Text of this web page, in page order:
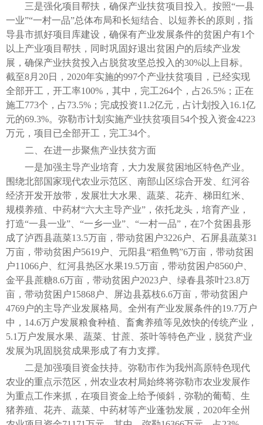
三是强化项目帮扶，确保产业扶贫项目投入。按照“一县
一业”“一村一品”总体布局和长短结合、以短养长的原则，指
导县市抓好项目库建设，确保有产业发展条件的贫困户有1个
以上产业项目帮扶，同时巩固好退出贫困户的后续产业发
展，确保产业扶贫投入占脱贫攻坚总投入的30%以上目标。
截至8月20日，2020年实施的997个产业扶贫项目，已经实现
全部开工，开工率100%，其中，完工264个，占26.5%；正在
施工773个，占73.5%；完成投资11.2亿元，占计划投入16.1亿
元的69.3%。弥勒市计划实施产业扶贫项目54个投入资金4223
万元，项目已全部开工，完工34个。
二、在进一步聚焦产业扶贫方面
一是加强主导产业培育，大力发展贫困地区特色产业。
围绕北部国家现代农业示范区、南部山区综合开发、红河谷
经济开发开放带，发展壮大水果、蔬菜、花卉、梯田红米、
规模养殖、中药材“六大主导产业”，依托龙头，培育产业，
打造“一县一业”、“一乡一业”、“一村一品”，在7个贫困县形
成了泸西县蔬菜13.5万亩，带动贫困户3226户、石屏县蔬菜31
万亩，带动贫困户5619户、元阳县“稻鱼鸭”6万亩，带动贫困
户11066户、红河县热区水果19.5万亩，带动贫困户8560户、
金平县蔗糖8.6万亩，带动贫困户2023户、绿春县茶叶23.8万
亩，带动贫困户15868户、屏边县荔枝6.6万亩，带动贫困户
4769户的主导产业发展格局。全州有产业发展条件的19.7万户
中，14.6万户发展粮食种植、畜禽养殖等见效快的传统产业，
5.1万户发展水果、蔬菜、甘蔗、茶叶等特色产业，脱贫产业
发展为巩固脱贫成果形成了有力支撑。
二是加强项目资金扶持。弥勒市作为我州高原特色现代
农业的重点示范区，州农业农村局始终将弥勒市农业发展作
为重点工作来抓，在项目资金上给予倾斜，弥勒的葡萄、生
猪养殖、花卉、蔬菜、中药材等产业蓬勃发展，2020年全州